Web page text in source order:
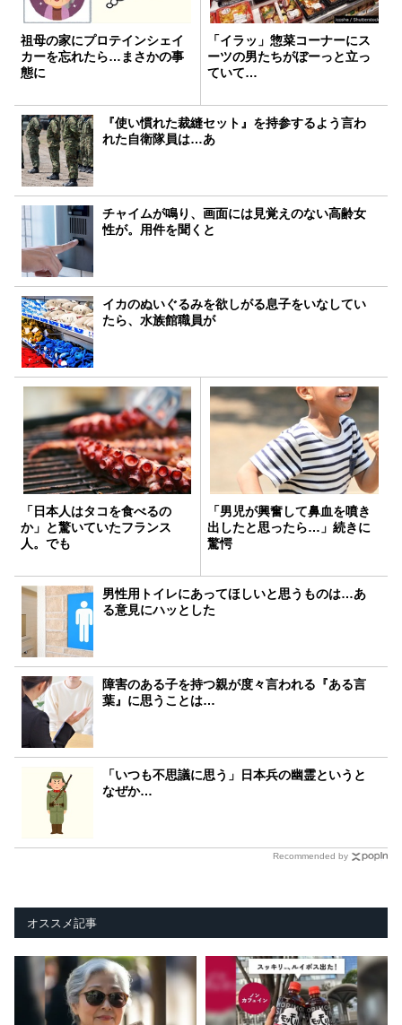
祖母の家にプロテインシェイ
カーを忘れたら…まさかの事
態に
「イラッ」惣菜コーナーにス
ーツの男たちがぼーっと立っ
ていて…
『使い慣れた裁縫セット』を持参するよう言わ
れた自衛隊員は…あ
チャイムが鳴り、画面には見覚えのない高齢女
性が。用件を聞くと
イカのぬいぐるみを欲しがる息子をいなしてい
たら、水族館職員が
「日本人はタコを食べるの
か」と驚いていたフランス
人。でも
「男児が興奮して鼻血を噴き
出したと思ったら…」続きに
驚愕
男性用トイレにあってほしいと思うものは…あ
る意見にハッとした
障害のある子を持つ親が度々言われる『ある言
葉』に思うことは…
「いつも不思議に思う」日本兵の幽霊というと
なぜか…
Recommended by
オススメ記事